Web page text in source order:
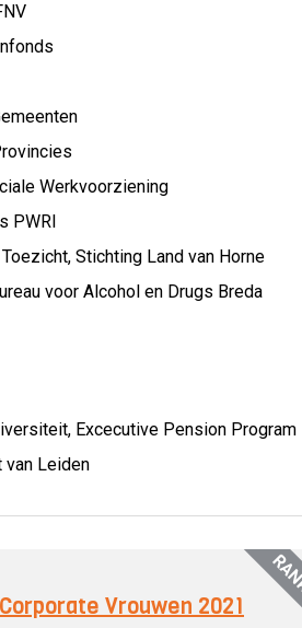
Werkvoorziening
PWRI
Stichting Land van Horne
voor Alcohol en Drugs Breda
Excecutive Pension Program
Leiden
Vrouwen 2021